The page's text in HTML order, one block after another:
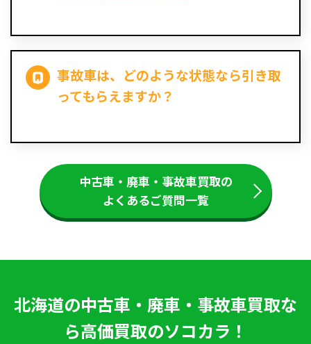
事故車は、どのような状態なら引き取
ってもらえますか？
中古車・廃車・事故車買取の
よくあるご質問一覧
北海道の中古車・廃車・事故車買取な
ら高価買取のソコカラ！